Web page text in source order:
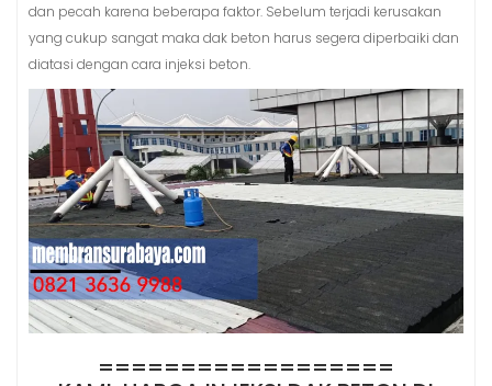
dan pecah karena beberapa faktor. Sebelum terjadi kerusakan
yang cukup sangat maka dak beton harus segera diperbaiki dan
diatasi dengan cara injeksi beton.
==================